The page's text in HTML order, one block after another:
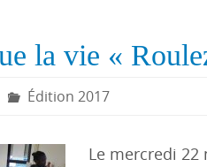
la vie «
Édition 2017
Le mercredi